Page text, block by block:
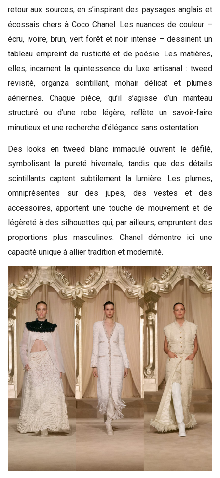
retour aux sources, en s’inspirant des paysages anglais et
écossais chers à Coco Chanel. Les nuances de couleur –
écru, ivoire, brun, vert forêt et noir intense – dessinent un
tableau empreint de rusticité et de poésie. Les matières,
elles, incarnent la quintessence du luxe artisanal : tweed
revisité, organza scintillant, mohair délicat et plumes
aériennes. Chaque pièce, qu’il s’agisse d’un manteau
structuré ou d’une robe légère, reflète un savoir-faire
minutieux et une recherche d’élégance sans ostentation.
Des looks en tweed blanc immaculé ouvrent le défilé,
symbolisant la pureté hivernale, tandis que des détails
scintillants captent subtilement la lumière. Les plumes,
omniprésentes sur des jupes, des vestes et des
accessoires, apportent une touche de mouvement et de
légèreté à des silhouettes qui, par ailleurs, empruntent des
proportions plus masculines. Chanel démontre ici une
capacité unique à allier tradition et modernité.